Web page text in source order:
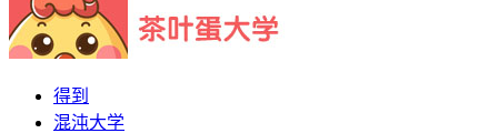
得到
混沌大学